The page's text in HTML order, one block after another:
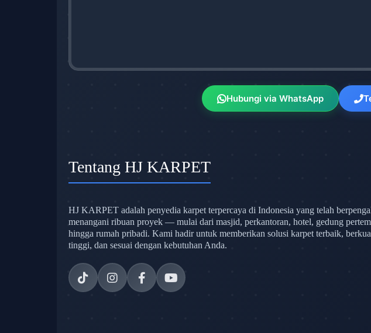
Hubungi via WhatsApp
Tentang HJ KARPET
HJ KARPET adalah penyedia karpet terpercaya di Indonesia yang telah
menangani ribuan proyek — mulai dari masjid, perkantoran, hotel, gedung
hingga rumah pribadi. Kami hadir untuk memberikan solusi karpet terbaik,
tinggi, dan sesuai dengan kebutuhan Anda.